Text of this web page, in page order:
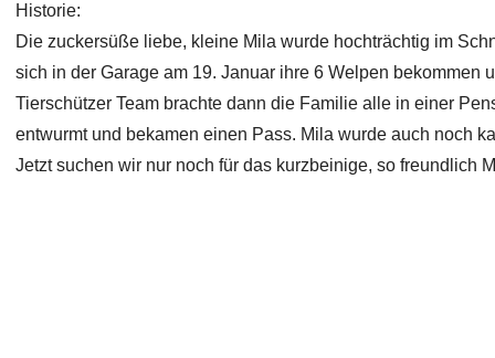
Historie:
Die zuckersüße liebe, kleine Mila wurde hochträchtig im
sich in der Garage am 19. Januar ihre 6 Welpen bekommen
Tierschützer Team brachte dann die Familie alle in einer
entwurmt und bekamen einen Pass. Mila wurde auch noch
Jetzt suchen wir nur noch für das kurzbeinige, so freundlich